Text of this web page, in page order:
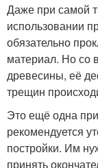
Даже при самой
использовании
обязательно
материал. Но со
древесины, её
трещин
Это ещё одна
рекомендуется
постройки. Им
принять